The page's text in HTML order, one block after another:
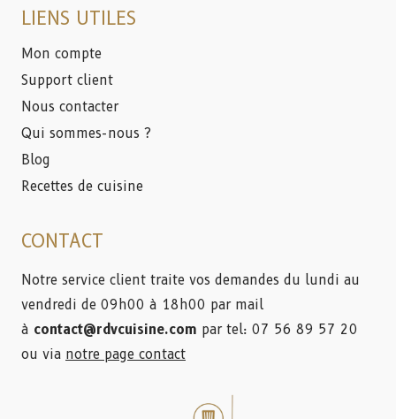
LIENS UTILES
Mon compte
Support client
Nous contacter
Qui sommes-nous ?
Blog
Recettes de cuisine
CONTACT
Notre service client traite vos demandes du lundi au
vendredi de 09h00 à 18h00 par mail
à contact@rdvcuisine.com par tel: 07 56 89 57 20
ou via notre page contact